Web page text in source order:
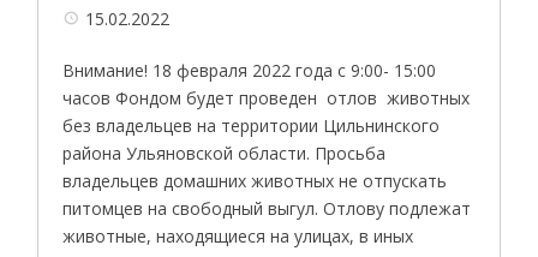
15.02.2022
Внимание! 18 февраля 2022 года с 9:00- 15:00
часов Фондом будет проведен отлов животных
без владельцев на территории Цильнинского
района Ульяновской области. Просьба
владельцев домашних животных не отпускать
питомцев на свободный выгул. Отлову подлежат
животные, находящиеся на улицах, в иных